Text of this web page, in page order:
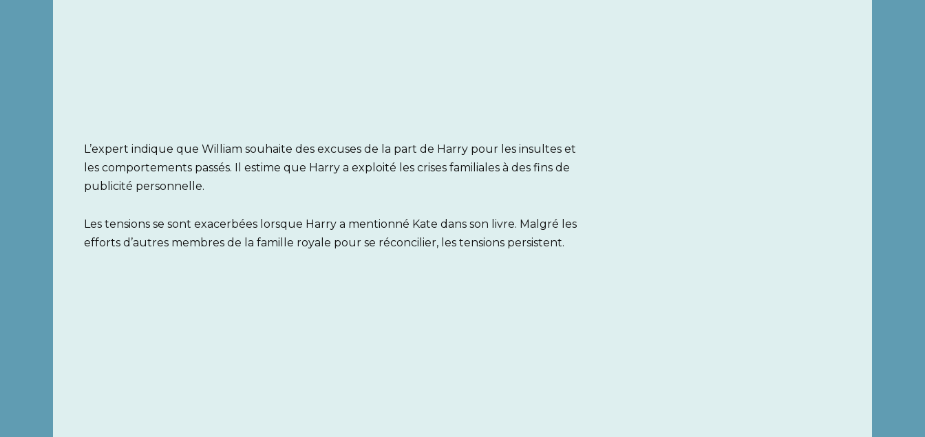
L’expert indique que William souhaite des excuses de la part de Harry pour les insultes et
les comportements passés. Il estime que Harry a exploité les crises familiales à des fins de
publicité personnelle.
Les tensions se sont exacerbées lorsque Harry a mentionné Kate dans son livre. Malgré les
efforts d’autres membres de la famille royale pour se réconcilier, les tensions persistent.